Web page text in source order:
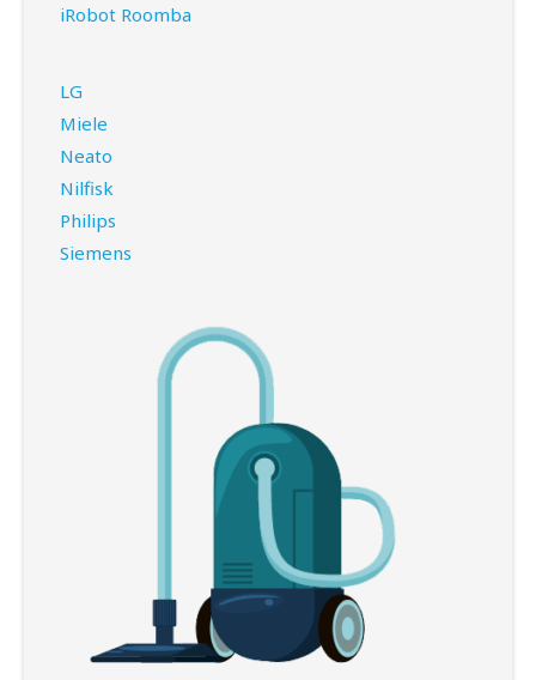
iRobot Roomba
LG
Miele
Neato
Nilfisk
Philips
Siemens